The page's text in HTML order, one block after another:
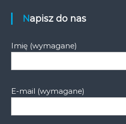
Napisz do nas
Imię (wymagane)
E-mail (wymagane)